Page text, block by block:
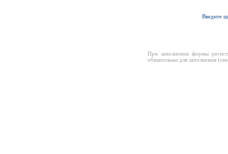
Введите
При заполнении формы
обязательны для заполнения